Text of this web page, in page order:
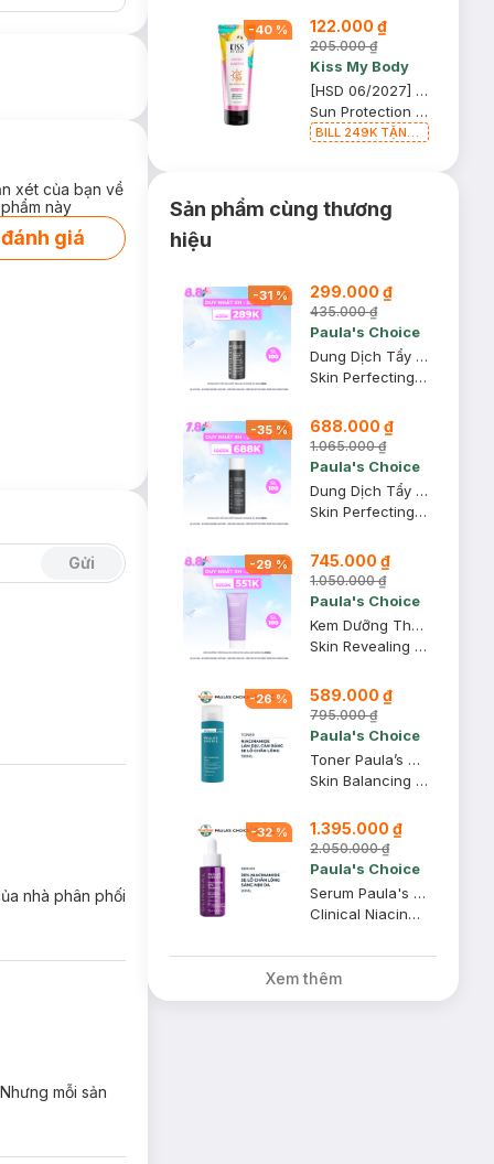
xét của bạn về
này
giá
Gửi
nhà phân phối
mỗi sản
-40 % 122.000 ₫
205.000 ₫
Kiss My Body
[HSD 06/2027] Serum Dưỡng Thể Kiss My Body Chống Nắng Lovely Martini 180g
Sun Protection Perfume Serum SPF50 PA++++
BILL 249K TẶNG
Sản phẩm cùng thương
hiệu
-31% 299.000 ₫
435.000 ₫
Paula's Choice
Dung Dịch Tẩy Da Chết Paula’s Choice 2% BHA 30ml
Skin Perfecting 2% BHA Liquid
-35% 688.000 ₫
1.065.000 ₫
Paula's Choice
Dung Dịch Tẩy Da Chết Paula’s Choice 2% BHA 118ml
Skin Perfecting 2% BHA Liquid
-29 % 745.000 ₫
1.050.000 ₫
Paula's Choice
Kem Dưỡng Thể Paula’s Choice 10% AHA Làm Sáng Da 210ml
Skin Revealing Body Lotion with 10% AHA
-26% 589.000 ₫
795.000 ₫
Paula's Choice
Toner Paula’s Choice Điều Chỉnh Lỗ Chân Lông 190ml
Skin Balancing Pore-Reducing Toner
-32% 1.395.000 ₫
2.050.000 ₫
Paula's Choice
Serum Paula's Choice Se Khít Lỗ Chân Lông Tối Ưu 20ml
Clinical Niacinamide 20% Treatment
Xem thêm